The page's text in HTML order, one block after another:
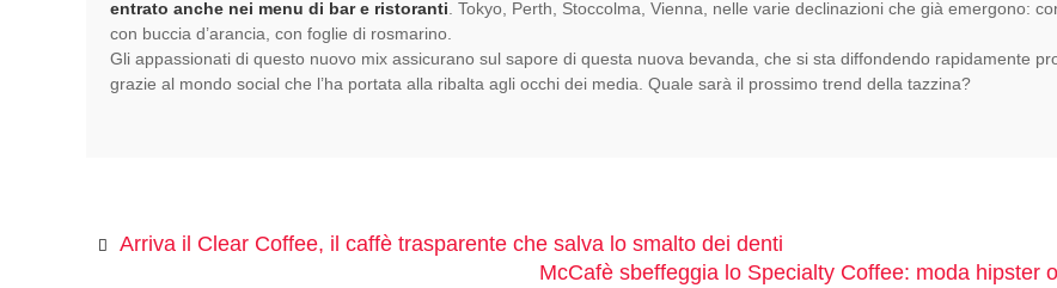
entrato anche nei menu di bar e ristoranti . Tokyo, Perth, Stoccolma, Vienna, nelle varie declinazioni che già emergono:
con buccia d’arancia, con foglie di rosmarino.
Gli appassionati di questo nuovo mix assicurano sul sapore di questa nuova bevanda, che si sta diffondendo rapidamente
grazie al mondo social che l’ha portata alla ribalta agli occhi dei media. Quale sarà il prossimo trend della tazzina?
Arriva il Clear Coffee, il caffè trasparente che salva lo smalto dei denti
McCafè sbeffeggia lo Specialty Coffee: moda hipster